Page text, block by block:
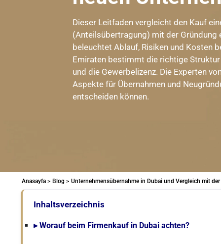
Dieser Leitfaden vergleicht den Kauf
(Anteilsübertragung) mit der Gründung
beleuchtet Ablauf, Risiken und Kosten
Emiraten bestimmt die richtige
und die Gewerbelizenz. Die Experten
Aspekte für Übernahmen und
entscheiden können.
Anasayfa > Blog > Unternehmensübernahme in Dubai und Vergleich mit
Inhaltsverzeichnis
▸ Worauf beim Firmenkauf in Dubai achten?